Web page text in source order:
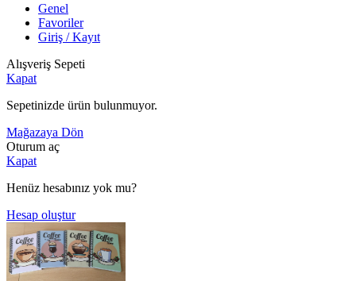
Genel
Favoriler
Giriş / Kayıt
Alışveriş Sepeti
Kapat
Sepetinizde ürün bulunmuyor.
Mağazaya Dön
Oturum aç
Kapat
Henüz hesabınız yok mu?
Hesap oluştur